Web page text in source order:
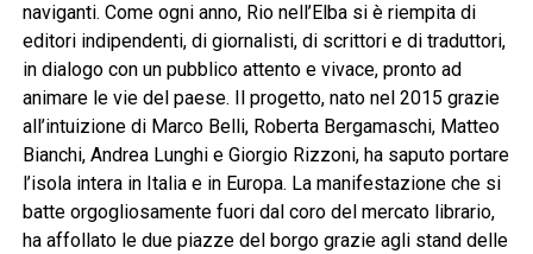
naviganti. Come ogni anno, Rio nell’Elba si è riempita di
editori indipendenti, di giornalisti, di scrittori e di traduttori,
in dialogo con un pubblico attento e vivace, pronto ad
animare le vie del paese. Il progetto, nato nel 2015 grazie
all’intuizione di Marco Belli, Roberta Bergamaschi, Matteo
Bianchi, Andrea Lunghi e Giorgio Rizzoni, ha saputo portare
l’isola intera in Italia e in Europa. La manifestazione che si
batte orgogliosamente fuori dal coro del mercato librario,
ha affollato le due piazze del borgo grazie agli stand delle